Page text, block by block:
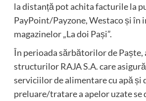
la distanță pot achita facturile la
PayPoint/Payzone, Westaco și în
magazinelor „La doi Pași”.
În perioada sărbătorilor de
structurilor RAJA S.A. care
serviciilor de alimentare cu apă și
preluare/tratare a apelor uzate se